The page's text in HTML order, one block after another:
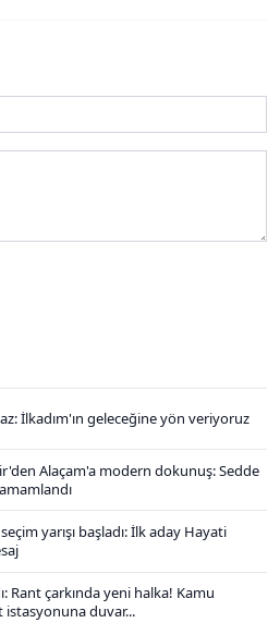
İlkadım'ın geleceğine yön veriyoruz
Alaçam'a modern dokunuş: Sedde
yarışı başladı: İlk aday Hayati
Rant çarkında yeni halka! Kamu
istasyonuna duvar...